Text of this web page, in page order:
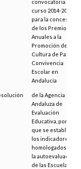
convocatoria del
curso 2014-2015
para la concesión
de los Premios
Anuales a la
Promoción de la
Cultura de Paz y la
Convivencia
Escolar en
Andalucía
de la Agencia
Andaluza de
Evaluación
Educativa, por la
que se establecen
los indicadores
homologados para
la autoevaluación
de las Escuelas de